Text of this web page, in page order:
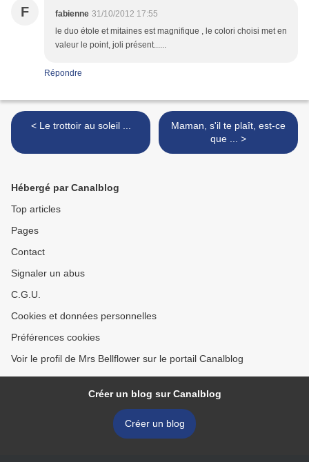
F fabienne 31/10/2012 17:55
le duo étole et mitaines est magnifique , le colori choisi met en
valeur le point, joli présent......
Répondre
< Le trottoir au soleil ...
Maman, s'il te plaît, est-ce
que ... >
Hébergé par Canalblog
Top articles
Pages
Contact
Signaler un abus
C.G.U.
Cookies et données personnelles
Préférences cookies
Voir le profil de Mrs Bellflower sur le portail Canalblog
Créer un blog sur Canalblog
Créer un blog